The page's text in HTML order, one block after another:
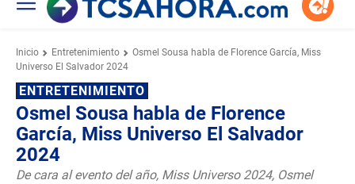
Inicio Entretenimiento
Osmel Sousa habla de Florence García, Miss
Universo El Salvador 2024
ENTRETENIMIENTO
Osmel Sousa habla de Florence
García, Miss Universo El Salvador
2024
De cara al evento del año, Miss Universo 2024, Osmel